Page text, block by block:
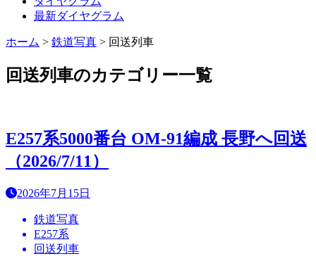
最新ダイヤグラム
ホーム > 鉄道写真 > 回送列車
回送列車のカテゴリー一覧
E257系5000番台 OM-91編成 長野へ回送
（2026/7/11）
2026年7月15日
鉄道写真
E257系
回送列車